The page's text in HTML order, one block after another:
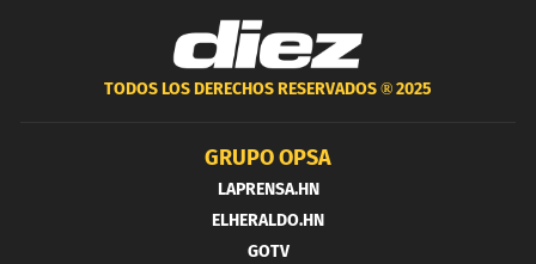
TODOS LOS DERECHOS RESERVADOS ®2025
GRUPO OPSA
LAPRENSA.HN
ELHERALDO.HN
GOTV